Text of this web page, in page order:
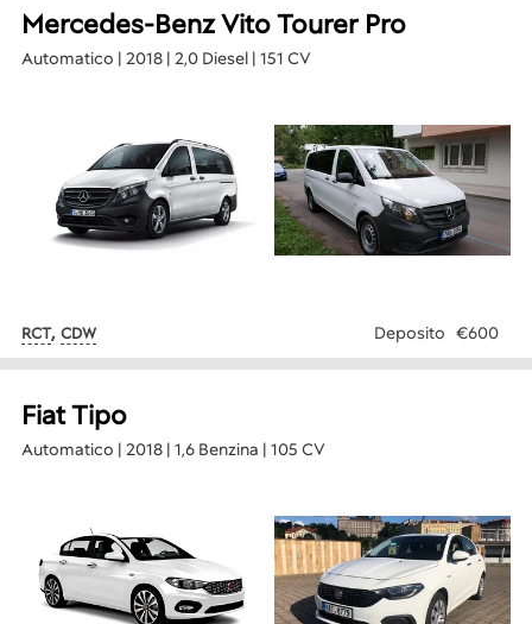
Mercedes-Benz Vito Tourer Pro
Automatico | 2018 | 2,0 Diesel | 151 CV
RCT, CDW Deposito €600
Fiat Tipo
Automatico | 2018 | 1,6 Benzina | 105 CV